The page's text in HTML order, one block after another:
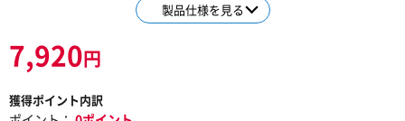
製品仕様を見る
7,920円
獲得ポイント内訳